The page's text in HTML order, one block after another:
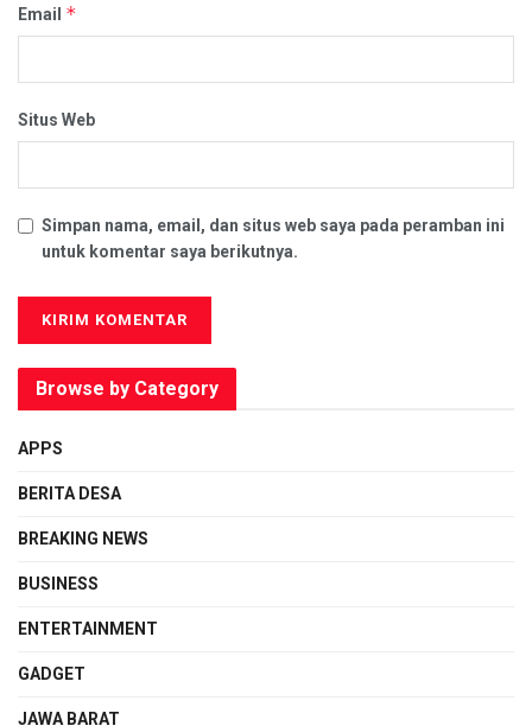
Email *
Situs Web
Simpan nama, email, dan situs web saya pada peramban ini
untuk komentar saya berikutnya.
Browse by Category
APPS
BERITA DESA
BREAKING NEWS
BUSINESS
ENTERTAINMENT
GADGET
JAWA BARAT